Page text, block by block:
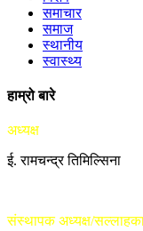
समाचार
समाज
स्थानीय
स्वास्थ्य
हाम्रो बारे
अध्यक्ष
ई. रामचन्द्र तिमिल्सिना
संस्थापक अध्यक्ष/